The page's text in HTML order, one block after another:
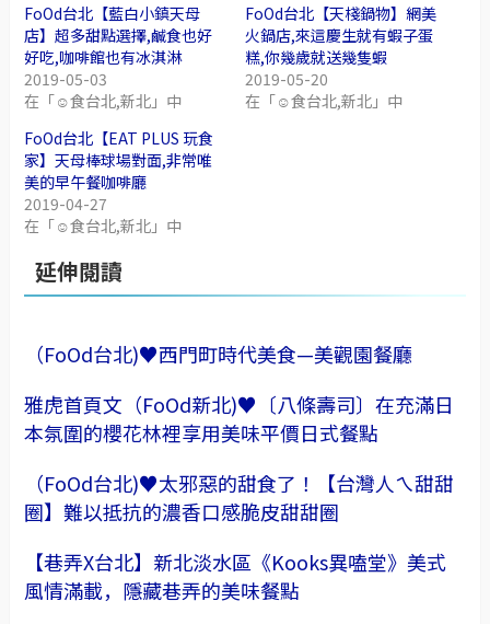
FoOd台北【藍白小鎮天母
店】超多甜點選擇,鹹食也好
好吃,咖啡館也有冰淇淋
2019-05-03
在「☺食台北,新北」中
FoOd台北【天棧鍋物】網美
火鍋店,來這慶生就有蝦子蛋
糕,你幾歲就送幾隻蝦
2019-05-20
在「☺食台北,新北」中
FoOd台北【EAT PLUS 玩食
家】天母棒球場對面,非常唯
美的早午餐咖啡廳
2019-04-27
在「☺食台北,新北」中
延伸閱讀
（FoOd台北)♥西門町時代美食—美觀園餐廳
雅虎首頁文（FoOd新北)♥〔八條壽司〕在充滿日
本氛圍的櫻花林裡享用美味平價日式餐點
（FoOd台北)♥太邪惡的甜食了！【台灣人ㄟ甜甜
圈】難以抵抗的濃香口感脆皮甜甜圈
【巷弄X台北】新北淡水區《Kooks異嗑堂》美式
風情滿載，隱藏巷弄的美味餐點